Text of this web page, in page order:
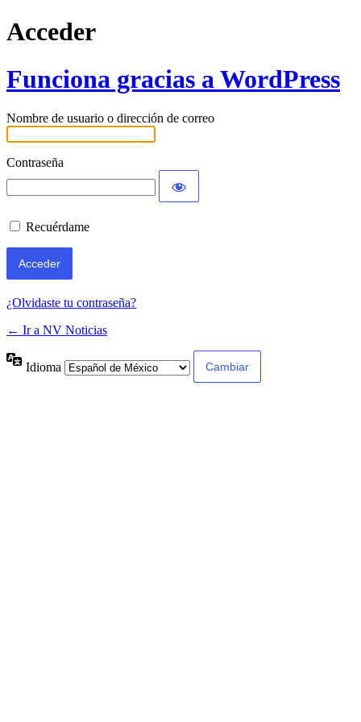
Acceder
Funciona gracias a WordPress
Nombre de usuario o dirección de correo
Contraseña
Recuérdame
¿Olvidaste tu contraseña?
← Ir a NV Noticias
Idioma